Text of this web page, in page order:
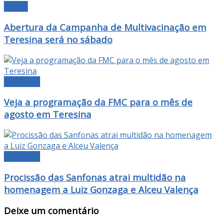
Abertura da Campanha de Multivacinação em
Teresina será no sábado
Veja a programação da FMC para o mês de
agosto em Teresina
Procissão das Sanfonas atrai multidão na
homenagem a Luiz Gonzaga e Alceu Valença
Deixe um comentário